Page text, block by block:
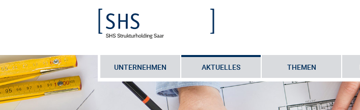
UNTERNEHMEN AKTUELLES THEMEN